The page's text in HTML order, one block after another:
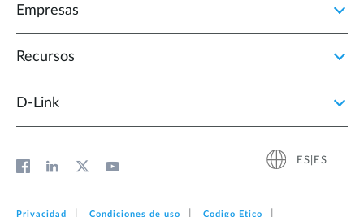
Empresas
Recursos
D‑Link
ES|ES
Privacidad Condiciones de uso Codigo Etico